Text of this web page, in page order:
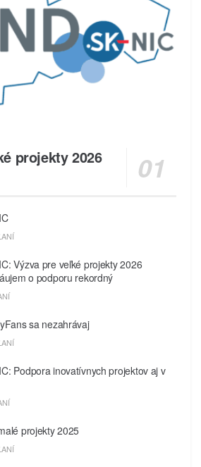
projekty 2026
Výzva pre veľké projekty 2026
o podporu rekordný
sa nezahrávaj
Podpora inovatívnych projektov aj v
projekty 2025